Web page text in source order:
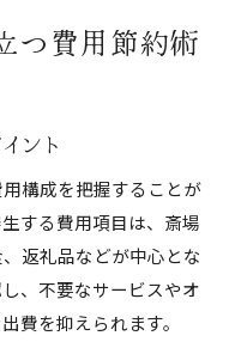
方の基本
した葬儀対策
る影響とは
手順とは
件を徹底解説
用を軽減する方法
つ費用節約術
ント
構成を把握することが
する費用項目は、斎場
返礼品などが中心とな
、不要なサービスやオ
費を抑えられます。